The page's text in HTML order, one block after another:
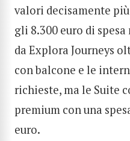
valori decisamente
gli 8.300 euro di
da Explora Journeys
con balcone e le
richieste, ma le Suite
premium con una
euro.